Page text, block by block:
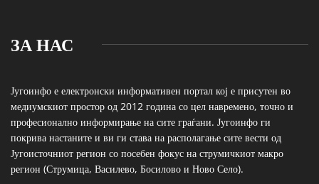
ЗА НАС
Југоинфо е електронски информативен портал кој е присутен во
медиумскиот простор од 2012 година со цел навремено, точно и
професионално информирање на сите граѓани. Југоинфо ги
покрива настаните и ви ги става на располагање сите вести од
Југоисточниот регион со посебен фокус на струмичкиот макро
регион (Струмица, Василево, Босилово и Ново Село).